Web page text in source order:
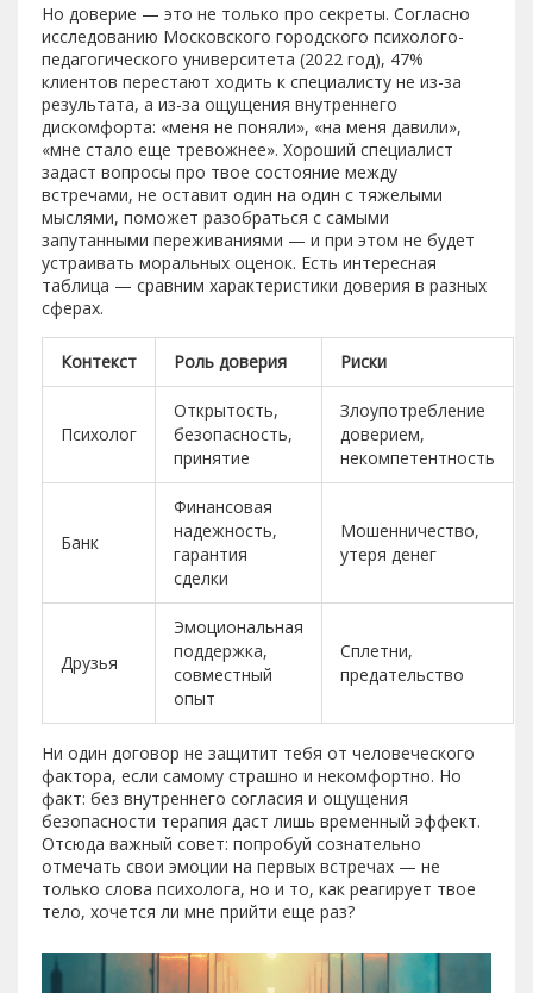
Но доверие — это не только про секреты. Согласно
исследованию Московского городского психолого-
педагогического университета (2022 год), 47%
клиентов перестают ходить к специалисту не из-за
результата, а из-за ощущения внутреннего
дискомфорта: «меня не поняли», «на меня давили»,
«мне стало еще тревожнее». Хороший специалист
задаст вопросы про твое состояние между
встречами, не оставит один на один с тяжелыми
мыслями, поможет разобраться с самыми
запутанными переживаниями — и при этом не будет
устраивать моральных оценок. Есть интересная
таблица — сравним характеристики доверия в разных
сферах.
Контекст Роль доверия Риски
Психолог
Открытость,
безопасность,
принятие
Злоупотребление
доверием,
некомпетентность
Банк
Финансовая
надежность,
гарантия
сделки
Мошенничество,
утеря денег
Друзья
Эмоциональная
поддержка,
совместный
опыт
Сплетни,
предательство
Ни один договор не защитит тебя от человеческого
фактора, если самому страшно и некомфортно. Но
факт: без внутреннего согласия и ощущения
безопасности терапия даст лишь временный эффект.
Отсюда важный совет: попробуй сознательно
отмечать свои эмоции на первых встречах — не
только слова психолога, но и то, как реагирует твое
тело, хочется ли мне прийти еще раз?